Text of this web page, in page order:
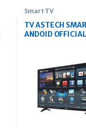
Smart TV
TV ASTECH
ANDOID